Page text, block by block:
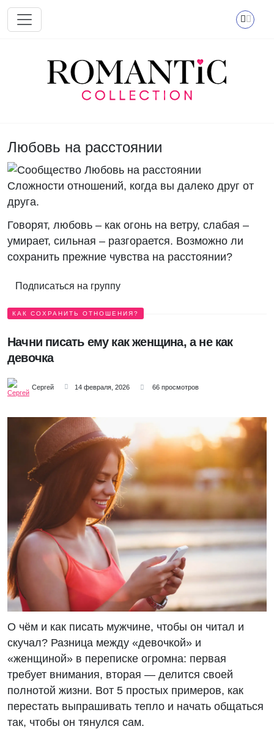
Перейти к основному содержанию
Любовь на расстоянии
Сложности отношений, когда вы далеко друг от
друга.
Говорят, любовь – как огонь на ветру, слабая –
умирает, сильная – разгорается. Возможно ли
сохранить прежние чувства на расстоянии?
Подписаться на группу
КАК СОХРАНИТЬ ОТНОШЕНИЯ?
Начни писать ему как женщина, а не как
девочка
Сергей 14 февраля, 2026 66 просмотров
О чём и как писать мужчине, чтобы он читал и
скучал? Разница между «девочкой» и
«женщиной» в переписке огромна: первая
требует внимания, вторая — делится своей
полнотой жизни. Вот 5 простых примеров, как
перестать выпрашивать тепло и начать общаться
так, чтобы он тянулся сам.